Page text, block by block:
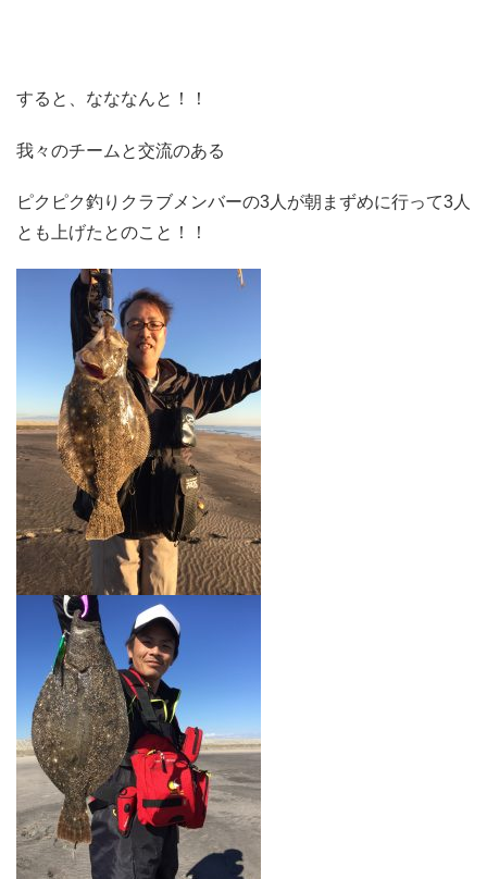
すると、なななんと！！
我々のチームと交流のある
ピクピク釣りクラブメンバーの3人が朝まずめに行って3人
とも上げたとのこと！！